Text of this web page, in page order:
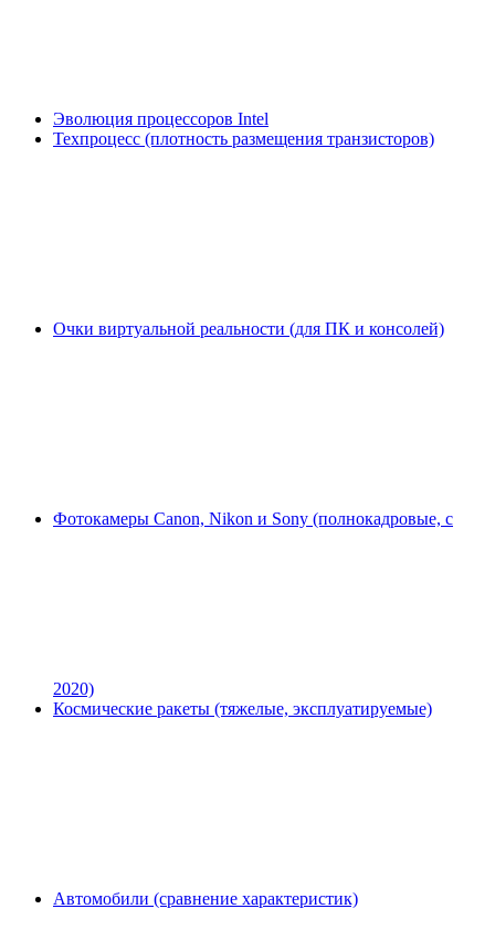
Эволюция процессоров Intel
Техпроцесс (плотность размещения транзисторов)
Очки виртуальной реальности (для ПК и консолей)
Фотокамеры Canon, Nikon и Sony (полнокадровые, с
2020)
Космические ракеты (тяжелые, эксплуатируемые)
Автомобили (сравнение характеристик)